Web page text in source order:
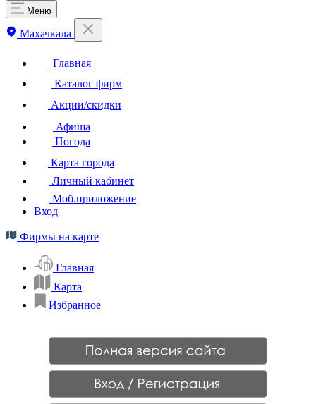
Меню
Махачкала
Главная
Каталог фирм
Акции/скидки
Афиша
Погода
Карта города
Личный кабинет
Моб.приложение
Вход
Фирмы на карте
Главная
Карта
Избранное